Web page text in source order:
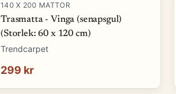
140 X 200 MATTOR
Trasmatta - Vinga (senapsgul)
(Storlek: 60 x 120 cm)
Trendcarpet
299 kr